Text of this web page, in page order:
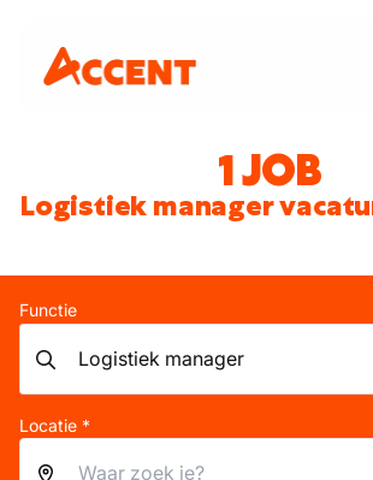
1 JOB
Logistiek manager
Functie
Locatie *